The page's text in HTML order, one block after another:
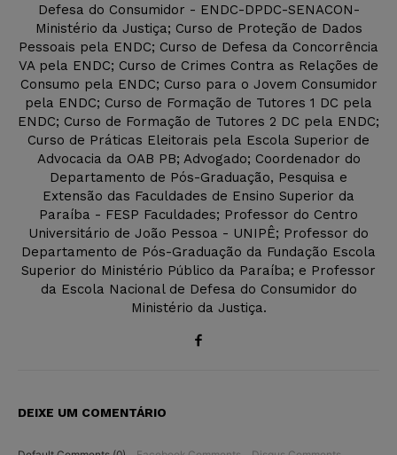
Defesa do Consumidor - ENDC-DPDC-SENACON-
Ministério da Justiça; Curso de Proteção de Dados
Pessoais pela ENDC; Curso de Defesa da Concorrência
VA pela ENDC; Curso de Crimes Contra as Relações de
Consumo pela ENDC; Curso para o Jovem Consumidor
pela ENDC; Curso de Formação de Tutores 1 DC pela
ENDC; Curso de Formação de Tutores 2 DC pela ENDC;
Curso de Práticas Eleitorais pela Escola Superior de
Advocacia da OAB PB; Advogado; Coordenador do
Departamento de Pós-Graduação, Pesquisa e
Extensão das Faculdades de Ensino Superior da
Paraíba - FESP Faculdades; Professor do Centro
Universitário de João Pessoa - UNIPÊ; Professor do
Departamento de Pós-Graduação da Fundação Escola
Superior do Ministério Público da Paraíba; e Professor
da Escola Nacional de Defesa do Consumidor do
Ministério da Justiça.
DEIXE UM COMENTÁRIO